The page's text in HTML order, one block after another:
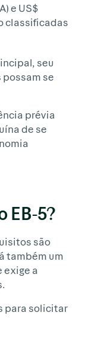
e US$
classificadas
seu
possam se
prévia
de se
EB-5?
são
também um
exige a
para solicitar